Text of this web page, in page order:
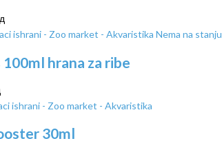
Nema na stanju
hrana za ribe
30ml